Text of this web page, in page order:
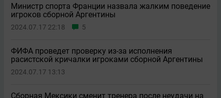
Министр спорта Франции назвала жалким поведение
игроков сборной Аргентины
2024.07.17 22:18 5
ФИФА проведет проверку из-за исполнения
расистской кричалки игроками сборной Аргентины
2024.07.17 13:13
Сборная Мексики сменит тренера после неудачи на